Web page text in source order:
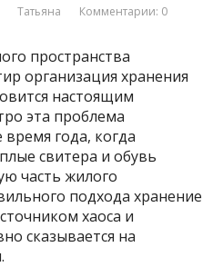
Татьяна Комментарии: 0
пространства
организация хранения
настоящим
эта проблема
года, когда
свитера и обувь
часть жилого
подхода хранение
хаоса и
сказывается на